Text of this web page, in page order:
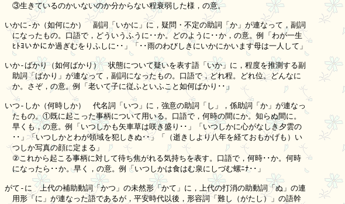
③生きているのかいないのか分からない程衰弱した様，の意。
いかに-か（如何にか）　副詞「いかに」に，疑問・不定の助詞「か」が連なって，副詞
になったもの。口語で，どういうふうに･･か。どのように･･か，の意。例「わが一生
ﾋﾄﾖいかにか過ぎむをりふしに･･」「･･雨のわびしきにいかにかいます母は一人して」
いか-ばかり（如何ばかり）　状態について疑いを表す語「いか」に，程度を推測する副
助詞「ばかり」が連なって，副詞になったもの。口語で，どれ程。どれ位。どんなに
か。さぞ，の意。例「老いて子に従ふといふこと如何ばかり･･」
いつ-しか（何時しか）　代名詞「いつ」に，強意の助詞「し」，係助詞「か」が連なっ
たもの。①既に起こった事柄について用いる。口語で，何時の間にか。知らぬ間に。
早くも，の意。例「いつしかも矢車草は咲き盛り･･」「いつしかに心がなしき夕雲の
･･」「いつしかとわが領域を犯しきぬ･･」「（逝きしより八年を経ておもかげも）い
つしか写真の顔に定まる」
②これから起こる事柄に対して待ち焦がれる気持ちを表す。口語で，何時･･か。何時
になったら･･か。早く，の意。例「いつしかは食はむ泉にしづむ螺ﾆﾅ･･」
がて-に　上代の補助動詞「かつ」の未然形「かて」に，上代の打消の助動詞「ぬ」の連
用形「に」が連なった語であるが，平安時代以後，形容詞「難し（がたし）」の語幹